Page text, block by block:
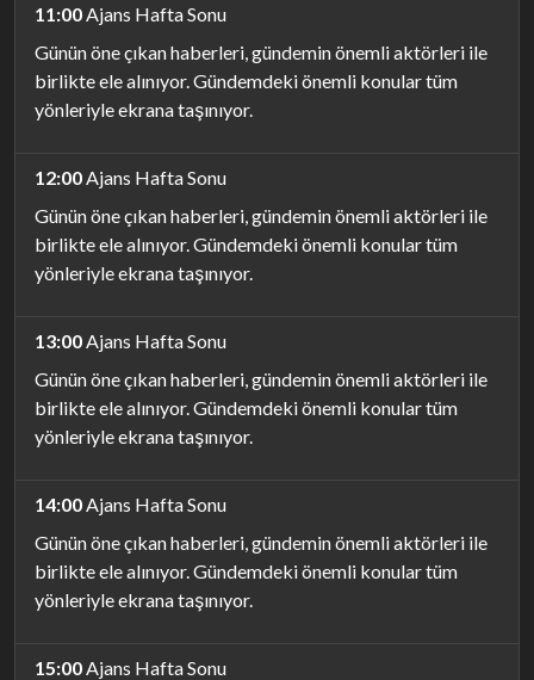
11:00Ajans Hafta Sonu
Günün öne çıkan haberleri, gündemin önemli aktörleri ile
birlikte ele alınıyor. Gündemdeki önemli konular tüm
yönleriyle ekrana taşınıyor.
12:00Ajans Hafta Sonu
Günün öne çıkan haberleri, gündemin önemli aktörleri ile
birlikte ele alınıyor. Gündemdeki önemli konular tüm
yönleriyle ekrana taşınıyor.
13:00Ajans Hafta Sonu
Günün öne çıkan haberleri, gündemin önemli aktörleri ile
birlikte ele alınıyor. Gündemdeki önemli konular tüm
yönleriyle ekrana taşınıyor.
14:00Ajans Hafta Sonu
Günün öne çıkan haberleri, gündemin önemli aktörleri ile
birlikte ele alınıyor. Gündemdeki önemli konular tüm
yönleriyle ekrana taşınıyor.
15:00Ajans Hafta Sonu